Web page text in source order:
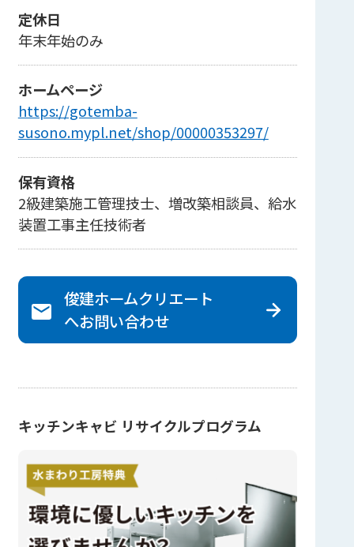
定休日
年末年始のみ
ホームページ
https://gotemba-
susono.mypl.net/shop/00000353297/
保有資格
2級建築施工管理技士、増改築相談員、給水
装置工事主任技術者
俊建ホームクリエート
へお問い合わせ
キッチンキャビ リサイクルプログラム